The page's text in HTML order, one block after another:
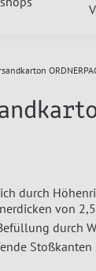
durch
von
durch
Stoßkanten